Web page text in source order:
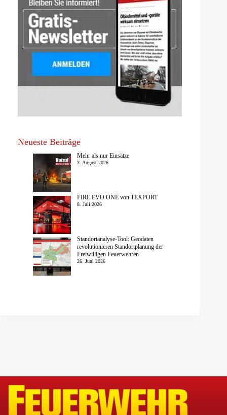
Neueste Beiträge
Mehr als nur Einsätze
3. August 2026
FIRE EVO ONE von TEXPORT
8. Juli 2026
Standortanalyse-Tool: Geodaten
revolutionieren Standortplanung der
Freiwilligen Feuerwehren
26. Juni 2026